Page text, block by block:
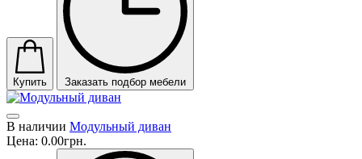
Купить Заказать подбор мебели
В наличии Модульный диван
Цена: 0.00грн.